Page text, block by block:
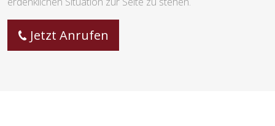
Jetzt Anrufen